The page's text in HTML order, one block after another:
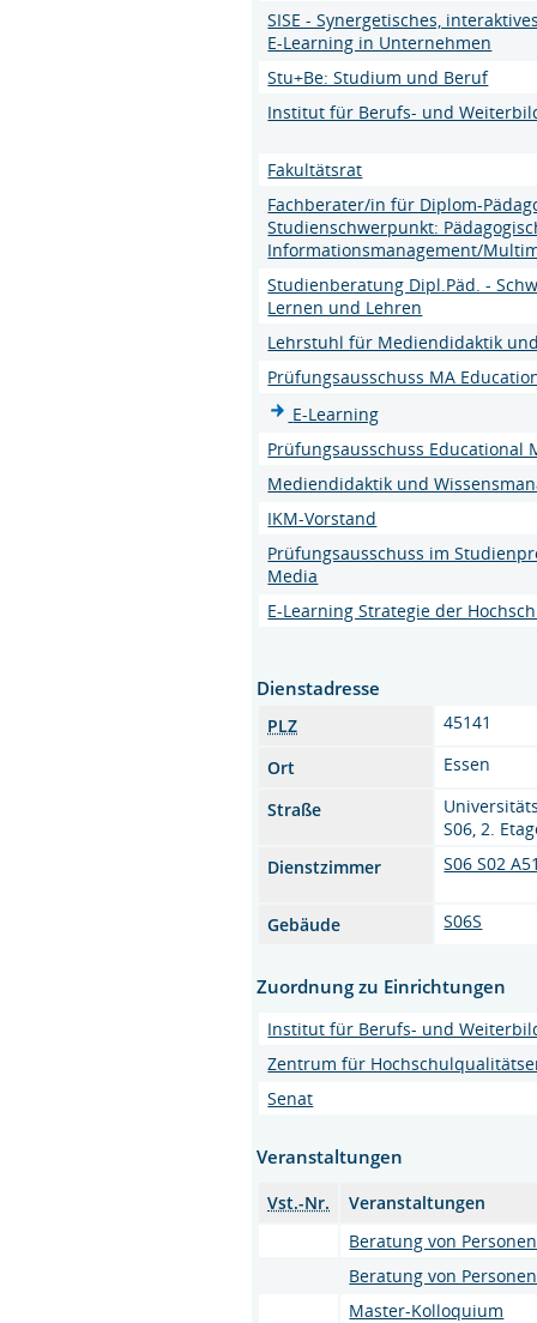
SISE - Synergetisches,
E-Learning in Unternehmen
Stu+Be: Studium und Beruf
Institut für Berufs- und
Fakultätsrat
Fachberater/in für Diplom-
Studienschwerpunkt:
Informationsmanagement/
Studienberatung Dipl.Päd. -
Lernen und Lehren
Lehrstuhl für Mediendidaktik
Prüfungsausschuss MA
E-Learning
Prüfungsausschuss Educational
Mediendidaktik und
IKM-Vorstand
Prüfungsausschuss im
Media
E-Learning Strategie der
Dienstadresse
PLZ
45141
Ort
Essen
Straße
S06, 2.
Dienstzimmer
S06 S02
Gebäude S06S
Zuordnung zu Einrichtungen
Institut für Berufs- und
Zentrum für
Senat
Veranstaltungen
Vst.-Nr.
Veranstaltungen
Beratung von
Beratung von
Master-Kolloquium